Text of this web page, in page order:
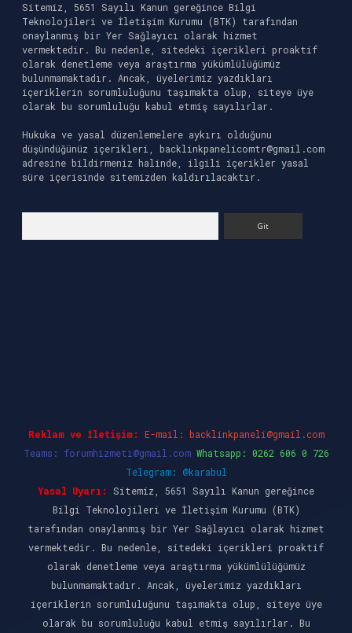
Sitemiz, 5651 Sayılı Kanun gereğince Bilgi
Teknolojileri ve İletişim Kurumu (BTK) tarafından
onaylanmış bir Yer Sağlayıcı olarak hizmet
vermektedir. Bu nedenle, sitedeki içerikleri proaktif
olarak denetleme veya araştırma yükümlülüğümüz
bulunmamaktadır. Ancak, üyelerimiz yazdıkları
içeriklerin sorumluluğunu taşımakta olup, siteye üye
olarak bu sorumluluğu kabul etmiş sayılırlar.
Hukuka ve yasal düzenlemelere aykırı olduğunu
düşündüğünüz içerikleri, backlinkpanelicomtr@gmail.com
adresine bildirmeniz halinde, ilgili içerikler yasal
süre içerisinde sitemizden kaldırılacaktır.
Reklam ve İletişim: E-mail: backlinkpaneli@gmail.com
Teams: forumhizmeti@gmail.com Whatsapp: 0262 606 0 726
Telegram: @karabul
Yasal Uyarı:
Sitemiz, 5651 Sayılı Kanun gereğince
Bilgi Teknolojileri ve İletişim Kurumu (BTK)
tarafından onaylanmış bir Yer Sağlayıcı olarak hizmet
vermektedir. Bu nedenle, sitedeki içerikleri proaktif
olarak denetleme veya araştırma yükümlülüğümüz
bulunmamaktadır. Ancak, üyelerimiz yazdıkları
içeriklerin sorumluluğunu taşımakta olup, siteye üye
olarak bu sorumluluğu kabul etmiş sayılırlar. Bu